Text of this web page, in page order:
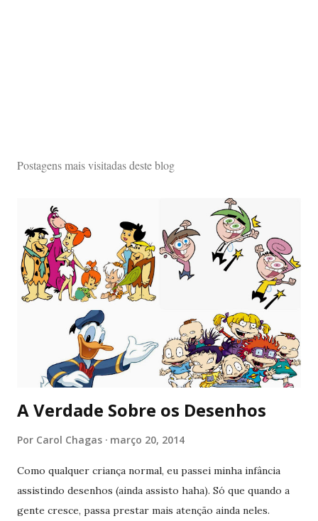
Postagens mais visitadas deste blog
A Verdade Sobre os Desenhos
Por Carol Chagas março 20, 2014
Como qualquer criança normal, eu passei minha infância
assistindo desenhos (ainda assisto haha). Só que quando a
gente cresce, passa prestar mais atenção ainda neles.